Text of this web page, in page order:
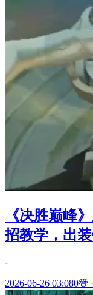
《决胜巅峰
招教学，出
-
2026-06-26 03:080赞 ·